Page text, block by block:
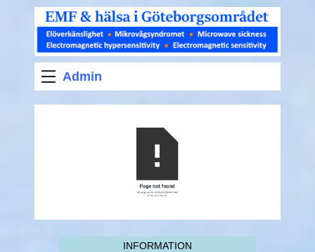
Admin
INFORMATION